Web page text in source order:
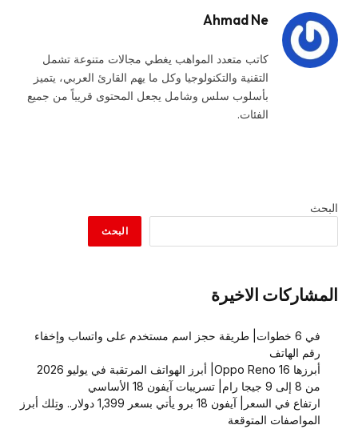
Ahmad Ne
كاتب متعدد المواهب يغطي مجالات متنوعة تشمل
التقنية والتكنولوجيا وكل ما يهم القارئ العربي، يتميز
بأسلوب سلس وشامل يجعل المحتوى قريباً من جميع
الفئات.
البحث
البحث
المشاركات الاخيرة
في 6 خطوات| طريقة حجز اسم مستخدم على واتساب وإخفاء
رقم الهاتف
أبرزها Oppo Reno 16| أبرز الهواتف المرتقبة في يوليو 2026
من 8 إلى 9 جيجا رام| تسريبات آيفون 18 الأساسي
ارتفاع في السعر| آيفون 18 برو يأتي بسعر 1,399 دولار.. وتِلك أبرز
المواصفات المتوقعة